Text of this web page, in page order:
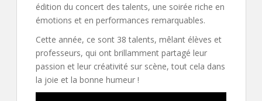
édition du concert des talents, une soirée riche en
émotions et en performances remarquables.
Cette année, ce sont 38 talents, mêlant élèves et
professeurs, qui ont brillamment partagé leur
passion et leur créativité sur scène, tout cela dans
la joie et la bonne humeur !